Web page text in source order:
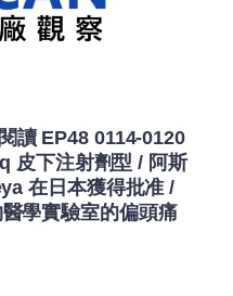
讀 EP48 0114-0120
皮下注射劑型 / 阿斯
在日本獲得批准 /
學實驗室的偏頭痛